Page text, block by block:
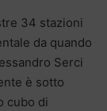
34 stazioni
da quando
Serci
è sotto
cubo di